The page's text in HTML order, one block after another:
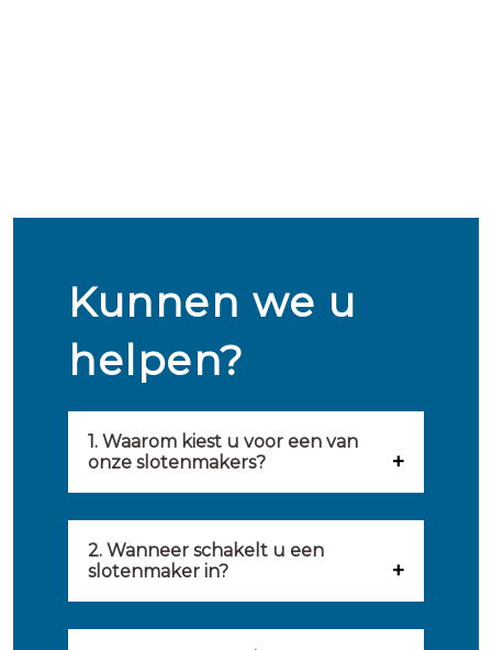
Kunnen we u
helpen?
1. Waarom kiest u voor een van
onze slotenmakers?
geselecteerd op kwaliteit,
2. Wanneer schakelt u een
slotenmaker in?